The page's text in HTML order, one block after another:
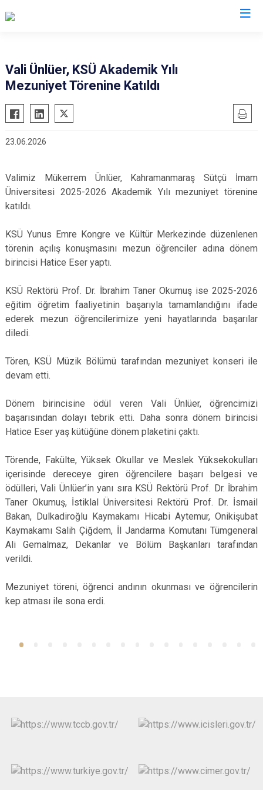
Vali Ünlüer, KSÜ Akademik Yılı
Mezuniyet Törenine Katıldı
23.06.2026
Valimiz Mükerrem Ünlüer, Kahramanmaraş Sütçü İmam
Üniversitesi 2025-2026 Akademik Yılı mezuniyet törenine
katıldı.
KSÜ Yunus Emre Kongre ve Kültür Merkezinde düzenlenen
törenin açılış konuşmasını mezun öğrenciler adına dönem
birincisi Hatice Eser yaptı.
KSÜ Rektörü Prof. Dr. İbrahim Taner Okumuş ise 2025-2026
eğitim öğretim faaliyetinin başarıyla tamamlandığını ifade
ederek mezun öğrencilerimize yeni hayatlarında başarılar
diledi.
Tören, KSÜ Müzik Bölümü tarafından mezuniyet konseri ile
devam etti.
Dönem birincisine ödül veren Vali Ünlüer, öğrencimizi
başarısından dolayı tebrik etti. Daha sonra dönem birincisi
Hatice Eser yaş kütüğüne dönem plaketini çaktı.
Törende, Fakülte, Yüksek Okullar ve Meslek Yüksekokulları
içerisinde dereceye giren öğrencilere başarı belgesi ve
ödülleri, Vali Ünlüer’in yanı sıra KSÜ Rektörü Prof. Dr. İbrahim
Taner Okumuş, İstiklal Üniversitesi Rektörü Prof. Dr. İsmail
Bakan, Dulkadiroğlu Kaymakamı Hicabi Aytemur, Onikişubat
Kaymakamı Salih Çiğdem, İl Jandarma Komutanı Tümgeneral
Ali Gemalmaz, Dekanlar ve Bölüm Başkanları tarafından
verildi.
Mezuniyet töreni, öğrenci andının okunması ve öğrencilerin
kep atması ile sona erdi.